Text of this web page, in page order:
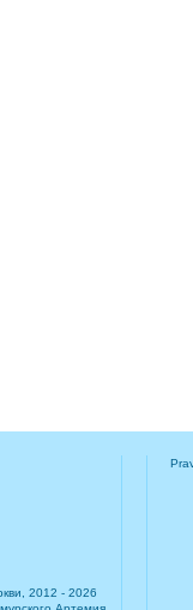
2012 - 2026